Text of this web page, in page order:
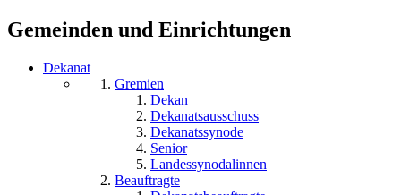
Gemeinden und Einrichtungen
Dekanat
Gremien
Dekan
Dekanatsausschuss
Dekanatssynode
Senior
Landessynodalinnen
Beauftragte